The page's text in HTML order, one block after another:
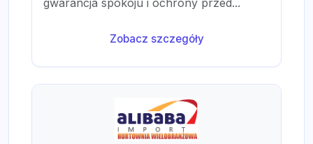
gwarancja spokoju i ochrony przed...
Zobacz szczegóły